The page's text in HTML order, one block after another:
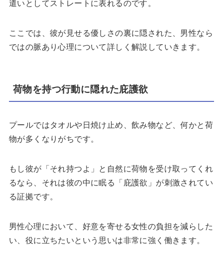
遣いとしてストレートに表れるのです。
ここでは、彼が見せる優しさの裏に隠された、男性なら
ではの脈あり心理について詳しく解説していきます。
荷物を持つ行動に隠れた庇護欲
プールではタオルや日焼け止め、飲み物など、何かと荷
物が多くなりがちです。
もし彼が「それ持つよ」と自然に荷物を受け取ってくれ
るなら、それは彼の中に眠る「庇護欲」が刺激されてい
る証拠です。
男性心理において、好意を寄せる女性の負担を減らした
い、役に立ちたいという思いは非常に強く働きます。